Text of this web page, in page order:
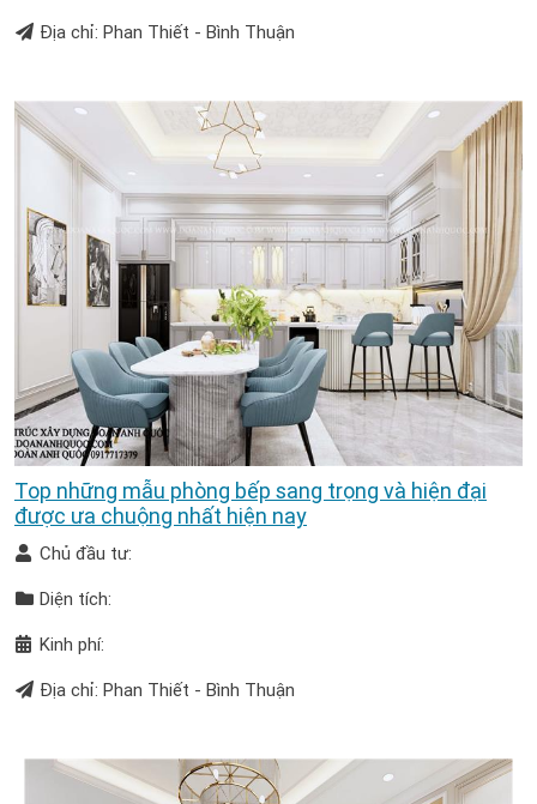
Địa chỉ: Phan Thiết - Bình Thuận
Top những mẫu phòng bếp sang trọng và hiện đại
được ưa chuộng nhất hiện nay
Chủ đầu tư:
Diện tích:
Kinh phí:
Địa chỉ: Phan Thiết - Bình Thuận